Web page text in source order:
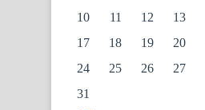
10
11 12 13
17
18 19 20
24
25 26 27
31